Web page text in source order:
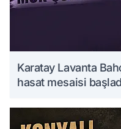
Karatay Lavanta
hasat mesaisi